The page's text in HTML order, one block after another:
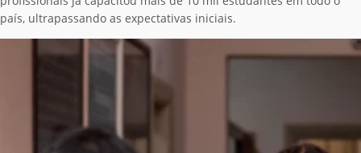
país, ultrapassando as expectativas iniciais.